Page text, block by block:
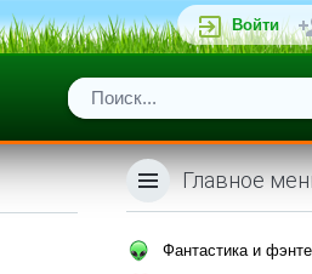
Войти
Главное
Фантастика и